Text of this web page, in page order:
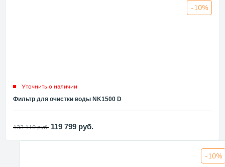
-10%
Уточнить о наличии
Фильтр для очистки воды NK1500 D
133 110руб. 119 799 руб.
-10%